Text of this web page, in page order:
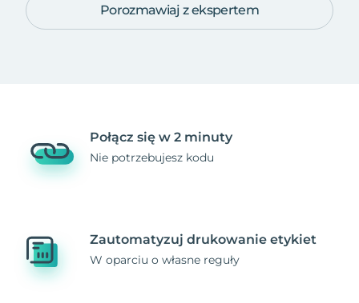
Porozmawiaj z ekspertem
Połącz się w 2 minuty
Nie potrzebujesz kodu
Zautomatyzuj drukowanie etykiet
W oparciu o własne reguły